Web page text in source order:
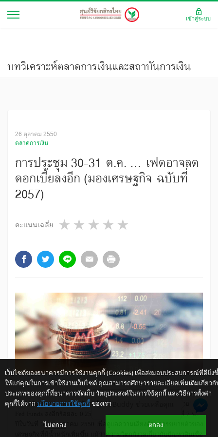
บทวิเคราะห์ตลาดการเงินและสถาบันการเงิน
26 ตุลาคม 2550
ตลาดการเงิน
การประชุม 30-31 ต.ค. ... เฟดอาจลด
ดอกเบี้ยลงอีก (มองเศรษฐกิจ ฉบับที่
2057)
คะแนนเฉลี่ย 4 stars
3 stars
2 stars
1 star
ศูนย์วิจัยกสิกรไทย คาดว่า คณะกรรมการกำหนดนโยบายการ
เงินของธนาคารกลางสหรัฐฯ หรือ เฟด อาจมีมติปรับลดอัตราดอกเบี้ย
ลงอีกร้อยละ 0.25 เป็นอย่างน้อย ในการประชุมรอบที่ 7 ของ
ปีในวันที่ 30-31 ตุลาคม 2550 เพื่อดูแลความเสี่ยงด้านการขยายตัวของ
เศรษฐกิจที่มีน้ำหนักเพิ่มขึ้น แม้ว่าความวิตกกังวลเกี่ยวกับปัญหาสินเชื่อ
เว็บไซต์ของธนาคารมีการใช้งานคุกกี้ (Cookies) เพื่อส่งมอบประสบการณ์ที่ดียิ่ง
ให้แก่คุณในการเข้าใช้งานเว็บไซต์ คุณสามารถศึกษารายละเอียดเพิ่มเติมเกี่ยวกั
ประเภทของคุกกี้ที่ธนาคารจัดเก็บ วัตถุประสงค์ในการใช้คุกกี้ และวิธีการตั้งค่า
คุกกี้ได้จาก นโยบายการใช้คุกกี้ ของเรา
ไม่ตกลง ตกลง
เข้าสู่ระบบ
ให้ K-Buddy ช่วยเหลือคุณ